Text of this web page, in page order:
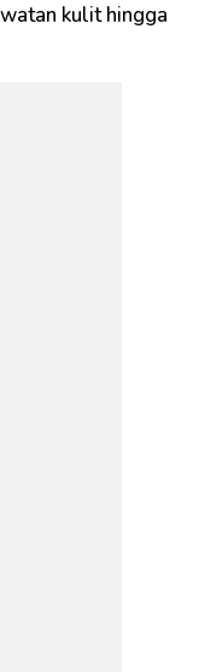
kulit hingga